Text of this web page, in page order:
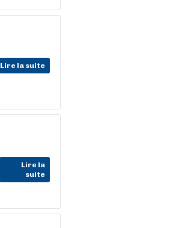
Lire la suite
Lire la
suite